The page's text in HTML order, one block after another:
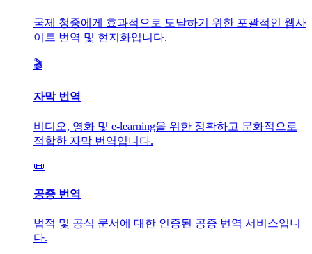
국제 청중에게 효과적으로 도달하기 위한 포괄적인 웹사
이트 번역 및 현지화입니다.
🎬
자막 번역
비디오, 영화 및 e-learning을 위한 정확하고 문화적으로
적합한 자막 번역입니다.
📜
공증 번역
법적 및 공식 문서에 대한 인증된 공증 번역 서비스입니
다.